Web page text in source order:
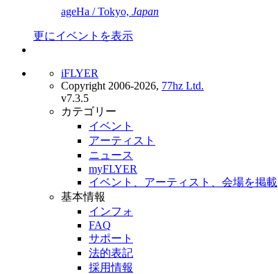
ageHa / Tokyo, Japan
更にイベントを表示
iFLYER
Copyright 2006-2026, 77hz Ltd.
v7.3.5
カテゴリー
イベント
アーティスト
ニュース
myFLYER
イベント、アーティスト、会場を掲載
基本情報
インフォ
FAQ
サポート
法的表記
採用情報